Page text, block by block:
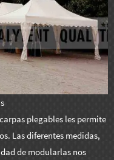
plegables les permite
Las diferentes medidas,
de modularlas nos